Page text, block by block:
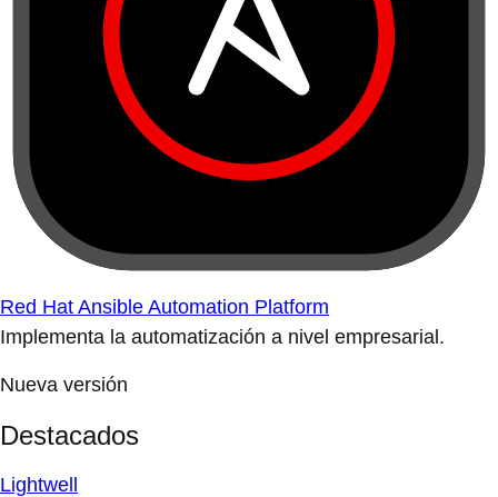
Red Hat Ansible Automation Platform
Implementa la automatización a nivel empresarial.
Nueva versión
Destacados
Lightwell